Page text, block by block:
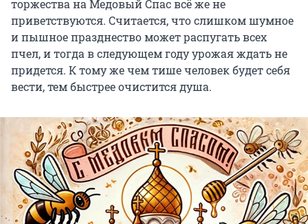
торжества на Медовый Спас всё же не
приветствуются. Считается, что слишком шумное
и пышное празднество может распугать всех
пчел, и тогда в следующем году урожая ждать не
придется. К тому же чем тише человек будет себя
вести, тем быстрее очистится душа.